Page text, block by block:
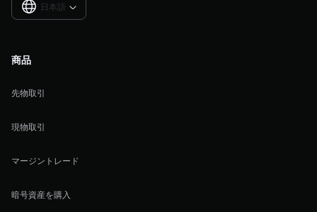
日本語 
商品
先物取引
現物取引
マージントレード
暗号資産を購入